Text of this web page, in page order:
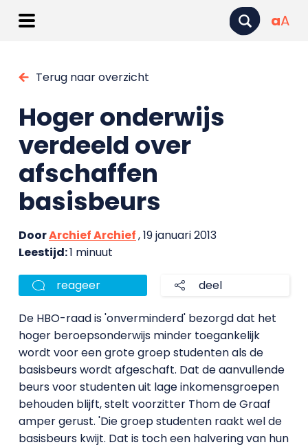
aA
Terug naar overzicht
Hoger onderwijs
verdeeld over
afschaffen
basisbeurs
DoorArchief Archief, 19 januari 2013
Leestijd:1 minuut
reageer deel
De HBO-raad is 'onverminderd' bezorgd dat het
hoger beroepsonderwijs minder toegankelijk
wordt voor een grote groep studenten als de
basisbeurs wordt afgeschaft. Dat de aanvullende
beurs voor studenten uit lage inkomensgroepen
behouden blijft, stelt voorzitter Thom de Graaf
amper gerust. 'Die groep studenten raakt wel de
basisbeurs kwijt. Dat is toch een halvering van hun